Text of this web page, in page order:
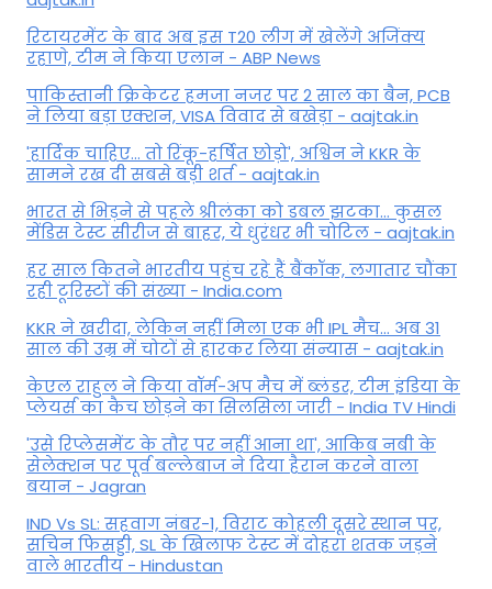
रिटायरमेंट के बाद अब इस T20 लीग में खेलेंगे अजिंक्य
रहाणे, टीम ने किया एलान - ABP News
पाकिस्तानी क्रिकेटर हमजा नजर पर 2 साल का बैन, PCB
ने ल‍िया बड़ा एक्शन, VISA व‍िवाद से बखेड़ा - aajtak.in
'हार्दिक चाहिए... तो रिंकू-हर्षित छोड़ो', अश्विन ने KKR के
सामने रख दी सबसे बड़ी शर्त - aajtak.in
भारत से भिड़ने से पहले श्रीलंका को डबल झटका... कुसल
मेंडिस टेस्ट सीरीज से बाहर, ये धुरंधर भी चोटिल - aajtak.in
हर साल कितने भारतीय पहुंच रहे हैं बैंकॉक, लगातार चौंका
रही टूरिस्टों की संख्या - India.com
KKR ने खरीदा, लेकिन नहीं मिला एक भी IPL मैच... अब 31
साल की उम्र में चोटों से हारकर लिया संन्यास - aajtak.in
केएल राहुल ने किया वॉर्म-अप मैच में ब्लंडर, टीम इंडिया के
प्लेयर्स का कैच छोड़ने का सिलसिला जारी - India TV Hindi
'उसे रिप्लेसमेंट के तौर पर नहीं आना था', आकिब नबी के
सेलेक्शन पर पूर्व बल्लेबाज ने दिया हैरान करने वाला
बयान - Jagran
IND Vs SL: सहवाग नंबर-1, विराट कोहली दूसरे स्थान पर,
सचिन फिसड्डी, SL के खिलाफ टेस्ट में दोहरा शतक जड़ने
वाले भारतीय - Hindustan